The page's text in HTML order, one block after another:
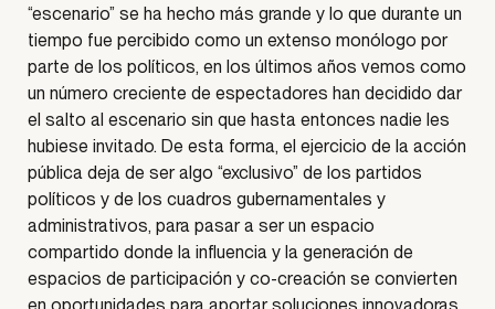
“escenario” se ha hecho más grande y lo que durante un
tiempo fue percibido como un extenso monólogo por
parte de los políticos, en los últimos años vemos como
un número creciente de espectadores han decidido dar
el salto al escenario sin que hasta entonces nadie les
hubiese invitado. De esta forma, el ejercicio de la acción
pública deja de ser algo “exclusivo” de los partidos
políticos y de los cuadros gubernamentales y
administrativos, para pasar a ser un espacio
compartido donde la influencia y la generación de
espacios de participación y co-creación se convierten